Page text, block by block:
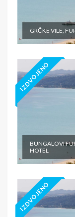
GRČKE VILE,
IZDVOJENO
BUNGALOVI
HOTEL
IZDVOJENO